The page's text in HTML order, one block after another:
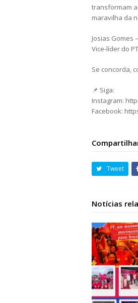
transformam
maravilha da
Josias Gomes
Vice-líder do
Se concorda,
📌 Siga:
Instagram:
Facebook:
Tweet
Notícias